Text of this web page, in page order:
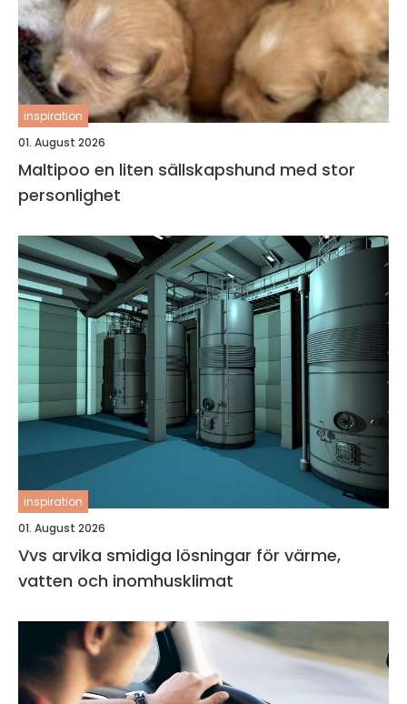
inspiration
01. August 2026
Maltipoo en liten sällskapshund med stor
personlighet
inspiration
01. August 2026
Vvs arvika smidiga lösningar för värme,
vatten och inomhusklimat